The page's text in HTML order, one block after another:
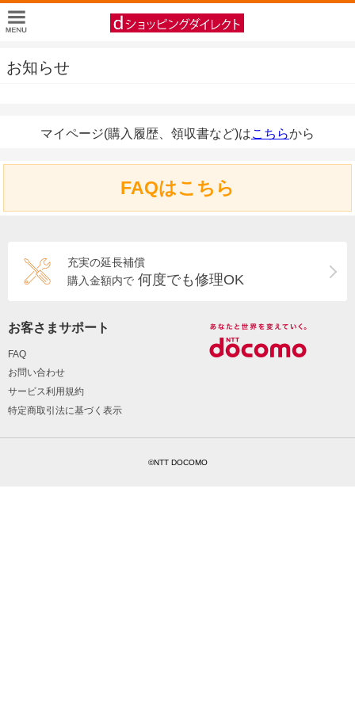
お知らせ
マイページ(購入履歴、領収書など)はこちらから
FAQはこちら
充実の延長補償
購入金額内で 何度でも修理OK
お客さまサポート
FAQ
お問い合わせ
サービス利用規約
特定商取引法に基づく表示
©NTT DOCOMO